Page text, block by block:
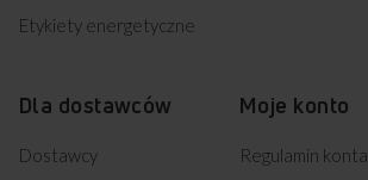
Etykiety energetyczne
Dla dostawców
Dostawcy
Moje konto
Regulamin konta